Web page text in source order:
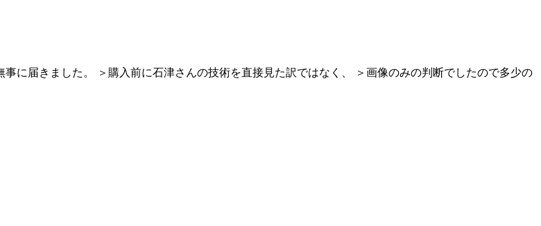
に届きました。 ＞購入前に石津さんの技術を直接見た訳ではなく、 ＞画像のみの判断でしたので多少の